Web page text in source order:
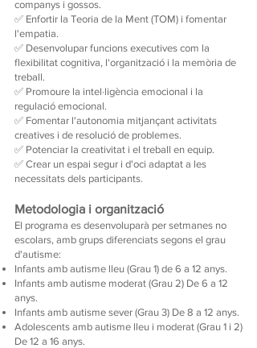
companys i gossos.
✅ Enfortir la Teoria de la Ment (TOM) i fomentar
l'empatia.
✅ Desenvolupar funcions executives com la
flexibilitat cognitiva, l'organització i la memòria de
treball.
✅ Promoure la intel·ligència emocional i la
regulació emocional.
✅ Fomentar l'autonomia mitjançant activitats
creatives i de resolució de problemes.
✅ Potenciar la creativitat i el treball en equip.
✅ Crear un espai segur i d'oci adaptat a les
necessitats dels participants.
Metodologia i organització
El programa es desenvoluparà per setmanes no
escolars, amb grups diferenciats segons el grau
d'autisme:
Infants amb autisme lleu (Grau 1) de 6 a 12 anys.
Infants amb autisme moderat (Grau 2) De 6 a 12
anys.
Infants amb autisme sever (Grau 3) De 8 a 12 anys.
Adolescents amb autisme lleu i moderat (Grau 1 i 2)
De 12 a 16 anys.